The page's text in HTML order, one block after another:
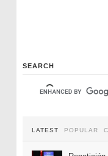
SEARCH
LATEST POPULAR